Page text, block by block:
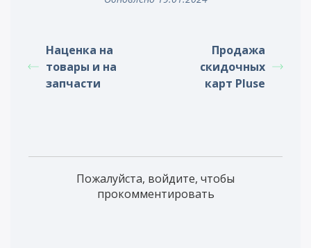
Наценка на
товары и на
запчасти
Продажа
скидочных
карт Pluse
Пожалуйста, войдите, чтобы
прокомментировать